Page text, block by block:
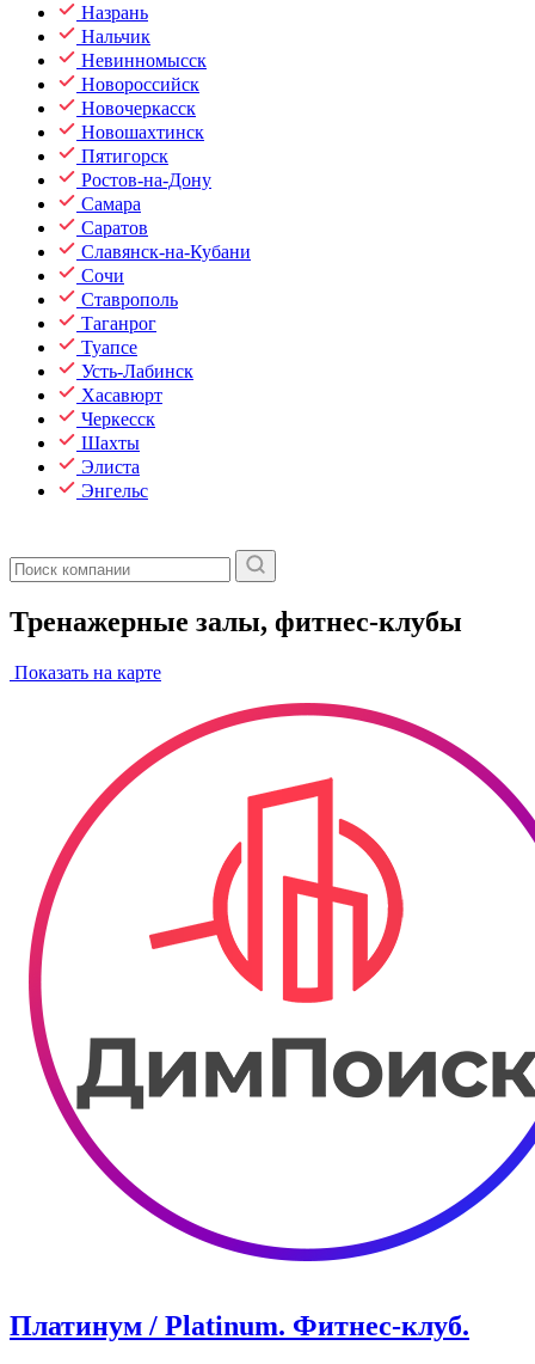
Назрань
Нальчик
Невинномысск
Новороссийск
Новочеркасск
Новошахтинск
Пятигорск
Ростов-на-Дону
Самара
Саратов
Славянск-на-Кубани
Сочи
Ставрополь
Таганрог
Туапсе
Усть-Лабинск
Хасавюрт
Черкесск
Шахты
Элиста
Энгельс
Тренажерные залы, фитнес-клубы
Показать на карте
Платинум / Platinum. Фитнес-клуб.